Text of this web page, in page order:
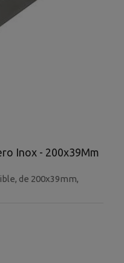
Inox - 200x39Mm
de 200x39mm,